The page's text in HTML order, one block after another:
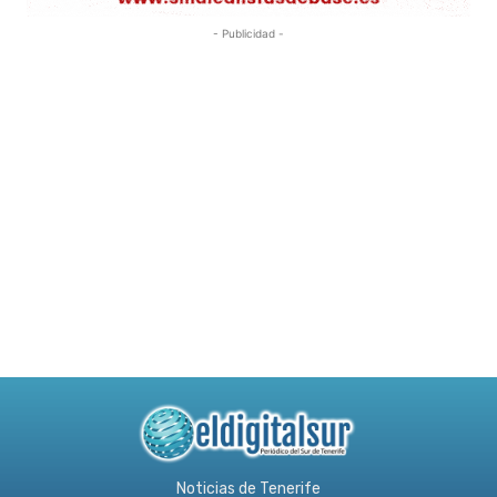
- Publicidad -
Noticias de Tenerife